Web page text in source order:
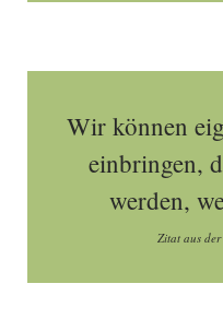
Wir können
einbringen,
werden,
Zitat aus